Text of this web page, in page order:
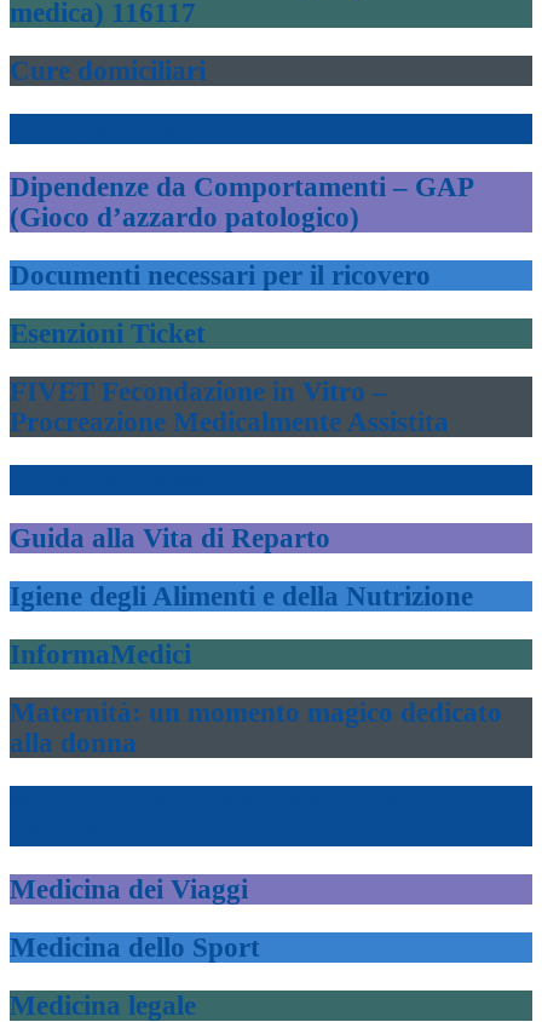
medica) 116117
Cure domiciliari
Dipendenze da Comportamenti – GAP
(Gioco d’azzardo patologico)
Documenti necessari per il ricovero
Esenzioni Ticket
FIVET Fecondazione in Vitro –
Procreazione Medicalmente Assistita
Guida alla Vita di Reparto
Igiene degli Alimenti e della Nutrizione
InformaMedici
Maternità: un momento magico dedicato
alla donna
Medicina dei Viaggi
Medicina dello Sport
Medicina legale